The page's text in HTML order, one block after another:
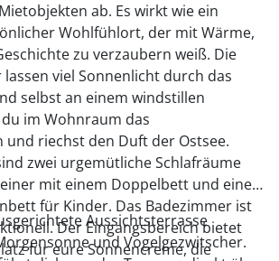
ab. Es wirkt wie ein
Wohlfühlort, der mit Wärme,
zu verzaubern weiß. Die
viel Sonnenlicht durch das
selbst an einem windstillen
im Wohnraum das
und riechst den Duft der Ostsee.
zwei urgemütliche Schlafräume
mit einem Doppelbett und einer
für Kinder. Das Badezimmer ist
Der Eingangsbereich bietet
für eure Sonnencreme, die
Aussichtsterrasse
und Vogelgezwitscher.